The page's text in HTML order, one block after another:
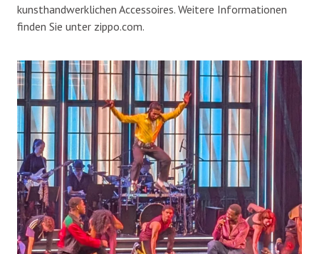
kunsthandwerklichen Accessoires. Weitere Informationen
finden Sie unter zippo.com.